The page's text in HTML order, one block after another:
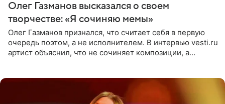
Олег Газманов высказался о своем
творчестве: «Я сочиняю мемы»
Олег Газманов признался, что считает себя в первую
очередь поэтом, а не исполнителем. В интервью vesti.ru
артист объяснил, что не сочиняет композиции, а